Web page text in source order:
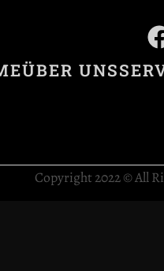
ÜBER UNS
Copyright 2022 © All